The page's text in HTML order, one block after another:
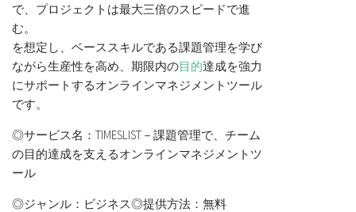
で、プロジェクトは最大三倍のスピードで進
む。
を想定し、ベーススキルである課題管理を学び
ながら生産性を高め、期限内の目的達成を強力
にサポートするオンラインマネジメントツール
です。
◎サービス名：TIMESLIST－ 課題管理で、チーム
の目的達成を支えるオンラインマネジメントツ
ール
◎ジャンル：ビジネス◎提供方法：無料